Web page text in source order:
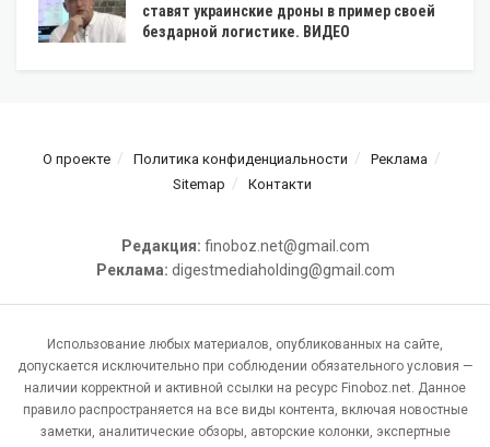
ставят украинские дроны в пример своей
бездарной логистике. ВИДЕО
О проекте Политика конфиденциальности
Реклама
Sitemap
Контакти
Редакция: finoboz.net@gmail.com
Реклама: digestmediaholding@gmail.com
Использование любых материалов, опубликованных на сайте,
допускается исключительно при соблюдении обязательного условия —
наличии корректной и активной ссылки на ресурс Finoboz.net. Данное
правило распространяется на все виды контента, включая новостные
заметки, аналитические обзоры, авторские колонки, экспертные